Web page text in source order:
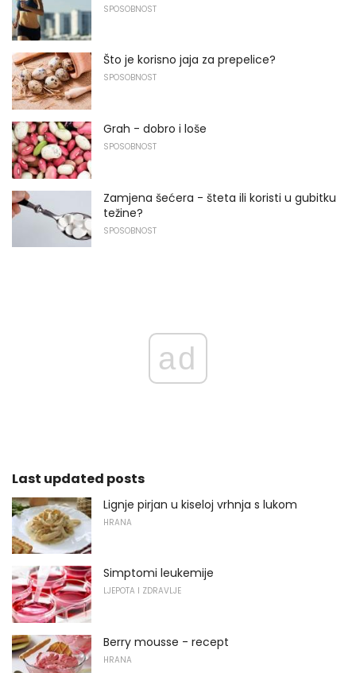
SPOSOBNOST
Što je korisno jaja za prepelice?
SPOSOBNOST
Grah - dobro i loše
SPOSOBNOST
Zamjena šećera - šteta ili koristi u gubitku
težine?
SPOSOBNOST
ad
Last updated posts
Lignje pirjan u kiseloj vrhnja s lukom
HRANA
Simptomi leukemije
LJEPOTA I ZDRAVLJE
Berry mousse - recept
HRANA